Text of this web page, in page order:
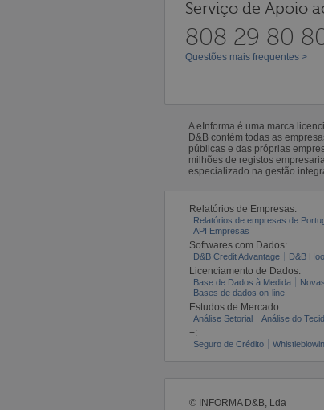
Serviço de Apoio
808 29 80
Questões mais frequentes >
A eInforma é uma marca
D&B contém todas as
públicas e das próprias
milhões de registos
especializado na gestão
Relatórios de Empresas:
Relatórios de empresas de
API Empresas
Softwares com Dados:
D&B Credit Advantage D&B
Licenciamento de Dados:
Base de Dados à Medida
Bases de dados on-line
Estudos de Mercado:
Análise Setorial Análise do
+:
Seguro de Crédito
© INFORMA D&B, Lda